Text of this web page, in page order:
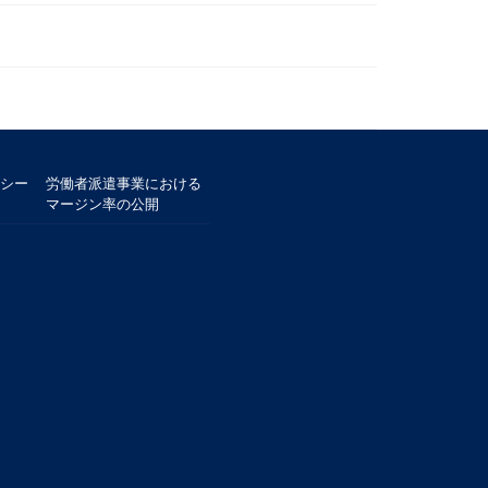
ー
労働者派遣事業における
マージン率の公開